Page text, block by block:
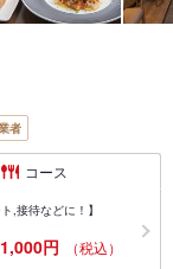
者
コース
,接待などに！】
円 （税込）